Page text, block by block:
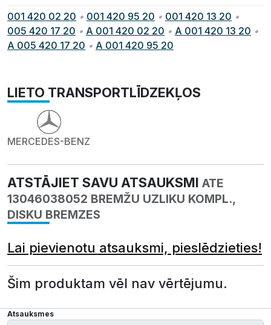
001 420 02 20 • 001 420 95 20 • 001 420 13 20 •
005 420 17 20 • A 001 420 02 20 • A 001 420 13 20 •
A 005 420 17 20 • A 001 420 95 20
LIETO TRANSPORTLĪDZEKĻOS
MERCEDES-BENZ
ATSTĀJIET SAVU ATSAUKSMI ATE
13046038052 BREMŽU UZLIKU KOMPL.,
DISKU BREMZES
Lai pievienotu atsauksmi, pieslēdzieties!
Šim produktam vēl nav vērtējumu.
Atsauksmes